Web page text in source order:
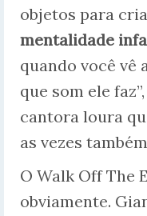
objetos para
mentalidade
quando você vê
que som ele
cantora loura
as vezes
O Walk Off The
obviamente.